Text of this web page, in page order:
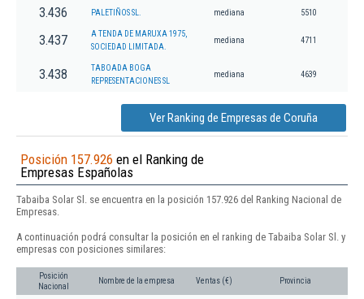
3.436 PALETIÑOS SL. mediana 5510
3.437
A TENDA DE MARUXA 1975,
SOCIEDAD LIMITADA.
mediana 4711
3.438
TABOADA BOGA
REPRESENTACIONES SL
mediana 4639
Ver Ranking de Empresas de Coruña
Posición 157.926 en el Ranking de
Empresas Españolas
Tabaiba Solar Sl. se encuentra en la posición 157.926 del Ranking Nacional de
Empresas.
A continuación podrá consultar la posición en el ranking de Tabaiba Solar Sl. y
empresas con posiciones similares:
Posición
Nacional
Nombre de la empresa Ventas (€) Provincia